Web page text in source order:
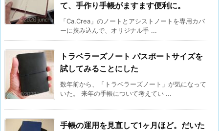
て、手作り手帳がますます便利に。
「Ca.Crea」のノートとアシストノートを専用カバ
ーに挟み込んで、オリジナル手 ...
トラベラーズノート パスポートサイズを
試してみることにした
数年前から、「トラベラーズノート」が気になって
いた。 来年の手帳について考えてい ...
手帳の運用を見直して1ヶ月ほど。だいた